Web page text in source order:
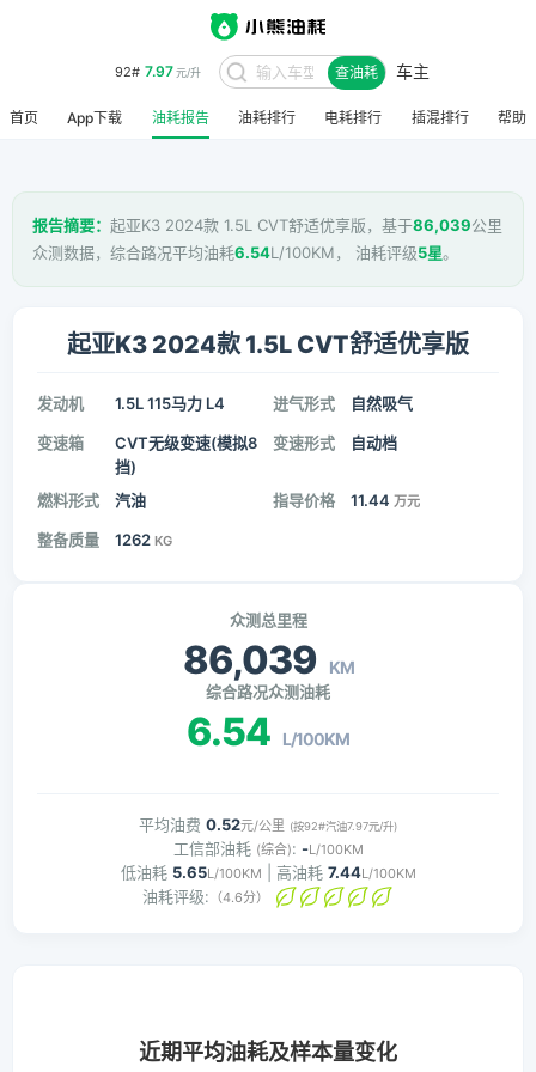
92# 7.97元/升 查油耗 车主
首页 App下载 油耗报告 油耗排行 电耗排行 插混排行 帮助
报告摘要： 起亚K3 2024款 1.5L CVT舒适优享版，基于86,039公里
众测数据，综合路况平均油耗6.54L/100KM， 油耗评级5星。
起亚K3 2024款 1.5L CVT舒适优享版
发动机 1.5L 115马力 L4 进气形式 自然吸气
变速箱
CVT无级变速(模拟8
挡)
变速形式 自动档
燃料形式 汽油 指导价格 11.44 万元
整备质量 1262 KG
众测总里程
86,039 KM
综合路况众测油耗
6.54 L/100KM
平均油费 0.52元/公里 (按92#汽油7.97元/升)
工信部油耗 (综合): -L/100KM
低油耗 5.65L/100KM | 高油耗 7.44L/100KM
油耗评级: （4.6分）